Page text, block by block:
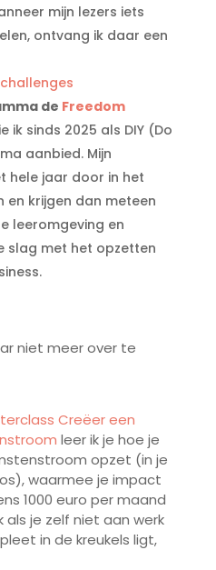
mijn lezers iets
ontvang ik daar een
challenges
de Freedom
ik sinds 2025 als DIY (Do
aanbied. Mijn
hele jaar door in het
krijgen dan meteen
leeromgeving en
slag met het opzetten
niet meer over te
Creëer een
leer ik je hoe je
opzet (in je
waarmee je impact
1000 euro per maand
als je zelf niet aan werk
in de kreukels ligt,